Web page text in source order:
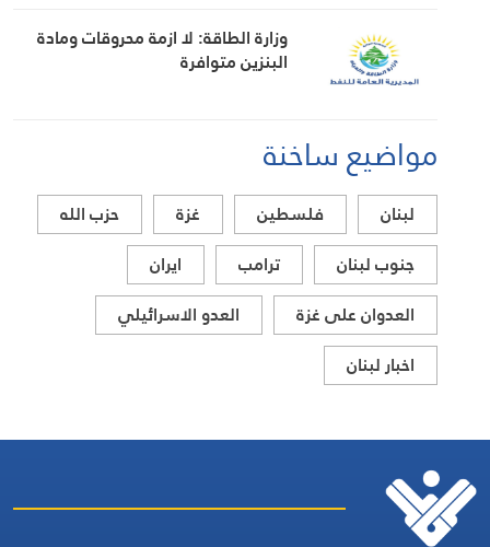
وزارة الطاقة: لا ازمة محروقات ومادة
البنزين متوافرة
مواضيع ساخنة
لبنان فلسطين غزة
حزب الله
جنوب لبنان
ترامب
ايران
العدوان على غزة
العدو الاسرائيلي
اخبار لبنان